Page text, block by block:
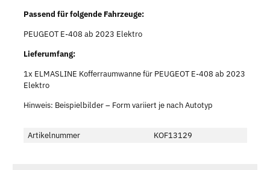
Passend für folgende Fahrzeuge:
PEUGEOT E-408 ab 2023 Elektro
Lieferumfang:
1x ELMASLINE Kofferraumwanne für PEUGEOT E-408 ab 2023
Elektro
Hinweis: Beispielbilder – Form variiert je nach Autotyp
Artikelnummer KOF13129